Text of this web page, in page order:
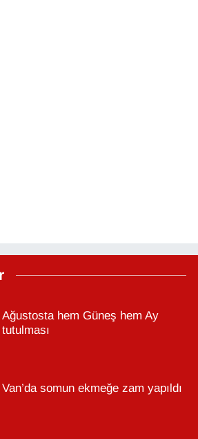
Ağustosta hem Güneş hem Ay
tutulması
Van’da somun ekmeğe zam yapıldı